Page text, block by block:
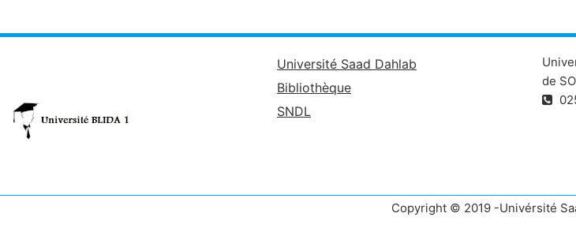
Université Saad Dahlab
Bibliothèque
SNDL
de
Copyright © 2019 -Univérsité